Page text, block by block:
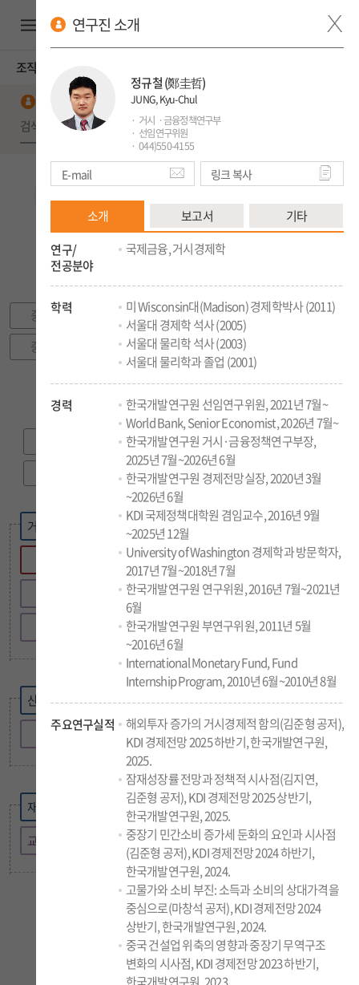
조직도
직원검색
원장
감사
중앙전산실
중앙도서실
국제정책대학원
종합교육연수원
연구부원장
거시 · 금융정책연구부
경제전망실
산업 · 시장정책연구부
공급망연구팀
재정 · 사회정책연구부
교육 · 노동혁신연구팀
북한경제연구실
경영부원장
경영지원실
경제교육·정보센터
공공투자관리센터
국제개발협력센터
글로벌지식협력단지운영단
※ 조직도에서 원하는 부서를 누르면 연구진을 볼 수 있습니다.
연구진 소개
정규철(鄭圭哲)
JUNG, Kyu-Chul
거시ㆍ금융정책연구부
선임연구위원
044)550-4155
E-mail 링크 복사
소개 보고서
기타
연구/
전공분야
국제금융, 거시경제학
학력
미 Wisconsin대(Madison) 경제학박사 (2011)
서울대 경제학 석사 (2005)
서울대 물리학 석사 (2003)
서울대 물리학과 졸업 (2001)
경력
한국개발연구원 선임연구위원, 2021년 7월~
World Bank, Senior Economist, 2026년 7월~
한국개발연구원 거시·금융정책연구부장,
2025년 7월~2026년 6월
한국개발연구원 경제전망실장, 2020년 3월
~2026년 6월
KDI 국제정책대학원 겸임교수, 2016년 9월
~2025년 12월
University of Washington 경제학과 방문학자,
2017년 7월~2018년 7월
한국개발연구원 연구위원, 2016년 7월~2021년
6월
한국개발연구원 부연구위원, 2011년 5월
~2016년 6월
International Monetary Fund, Fund
Internship Program, 2010년 6월~2010년 8월
주요연구실적
해외투자 증가의 거시경제적 함의(김준형 공저),
KDI 경제전망 2025 하반기, 한국개발연구원,
2025.
잠재성장률 전망과 정책적 시사점(김지연,
김준형 공저), KDI 경제전망 2025 상반기,
한국개발연구원, 2025.
중장기 민간소비 증가세 둔화의 요인과 시사점
(김준형 공저), KDI 경제전망 2024 하반기,
한국개발연구원, 2024.
고물가와 소비 부진: 소득과 소비의 상대가격을
중심으로(마창석 공저), KDI 경제전망 2024
상반기, 한국개발연구원, 2024.
중국 건설업 위축의 영향과 중장기 무역구조
변화의 시사점, KDI 경제전망 2023 하반기,